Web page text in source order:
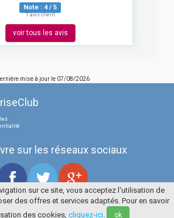
Note : 4/ 5
1 avis client
voir tous les avis
mise à jour le 07/08/2026
sur les réseaux sociaux
Tous droits réservés
La Cerise Bleue 2006 / 2026
sur ce site, vous acceptez l'utilisation de
des offres et services adaptés. Pour en savoir
des cookies, cliquez-ici ok